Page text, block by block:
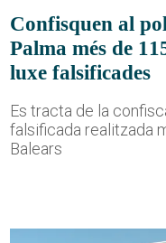
Confisquen al
Palma més de
luxe falsificades
Es tracta de la
falsificada realitzada
Balears